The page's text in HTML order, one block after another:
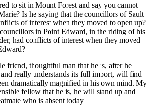
to sit in Mount Forest and say you cannot
Is he saying that the councillors of Sault
of interest when they moved to open up?
in Point Edward, in the riding of his
had conflicts of interest when they moved
friend, thoughtful man that he is, after he
really understands its full import, will find
dramatically magnified in his own mind. My
fellow that he is, he will stand up and
who is absent today.